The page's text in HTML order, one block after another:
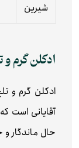
شیرین
ادکلن گرم و
ادکلن‌ گرم و
آقایانی است
حال ماندگار